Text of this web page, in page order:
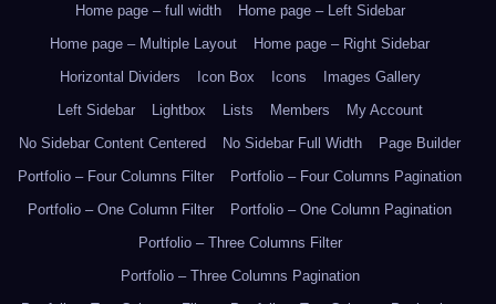
Home page – full width
Home page – Left Sidebar
Home page – Multiple Layout
Home page – Right Sidebar
Horizontal Dividers
Icon Box Icons
Images Gallery
Left Sidebar
Lightbox Lists Members
My Account
No Sidebar Content Centered
No Sidebar Full Width
Page Builder
Portfolio – Four Columns Filter
Portfolio – Four Columns Pagination
Portfolio – One Column Filter
Portfolio – One Column Pagination
Portfolio – Three Columns Filter
Portfolio – Three Columns Pagination